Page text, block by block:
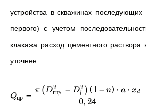
устройства в скважинах
первого) с учетом
клакажа расход цементного
уточнен:
Qцр = 0,24
π (Dгцэ
2 − Dl
2 ) (1− n) ⋅ a ⋅ xd